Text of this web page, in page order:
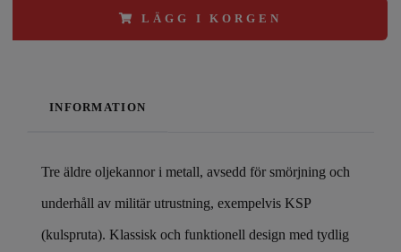
LÄGG I KORGEN
INFORMATION
Tre äldre oljekannor i metall, avsedd för smörjning och
underhåll av militär utrustning, exempelvis KSP
(kulspruta). Klassisk och funktionell design med tydlig